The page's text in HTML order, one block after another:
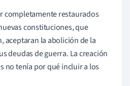
completamente restaurados
constituciones, que
aceptaran la abolición de la
deudas de guerra. La creación
no tenía por qué incluir a los